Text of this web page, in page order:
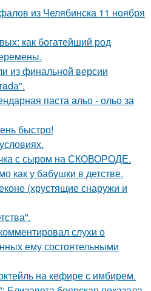
из Челябинска 11 ноября
как богатейший род
из финальной версии
паста альо - ольо за
быстро!
с сыром на СКОВОРОДЕ.
как у бабушки в детстве.
(хрустящие снаружи и
слухи о
ему состоятельными
на кефире с имбирем.